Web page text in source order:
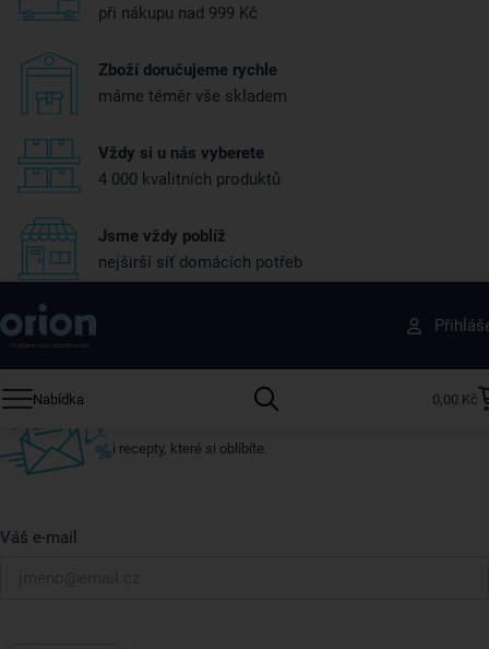
při nákupu nad 999 Kč
Zboží doručujeme rychle
máme téměr vše skladem
Vždy si u nás vyberete
4 000 kvalitních produktů
Jsme vždy poblíž
nejširší síť domácích potřeb
Nabídka 0,00 Kč
Získejte rady, recepty a tipy na slevy dřív než
ostatní
Přihlaste se k odběru našeho newsletteru.
i recepty, které si oblíbíte.
Váš e-mail